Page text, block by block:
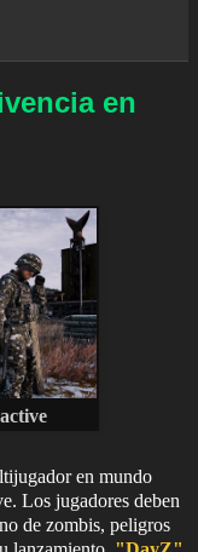
en
en mundo
Los jugadores deben
de zombis, peligros